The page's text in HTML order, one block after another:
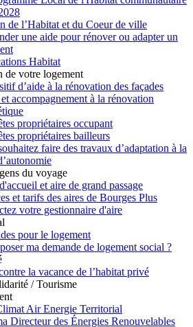
de l’Habitat et du Coeur de ville
une aide pour rénover ou adapter un
Habitat
de votre logement
d’aide à la rénovation des façades
accompagnement à la rénovation
propriétaires occupant
propriétaires bailleurs
faire des travaux d’adaptation à la
du voyage
et aire de grand passage
et tarifs des aires de Bourges Plus
votre gestionnaire d'aire
pour le logement
ma demande de logement social ?
la vacance de l’habitat privé
/ Tourisme
Air Energie Territorial
Directeur des Énergies Renouvelables